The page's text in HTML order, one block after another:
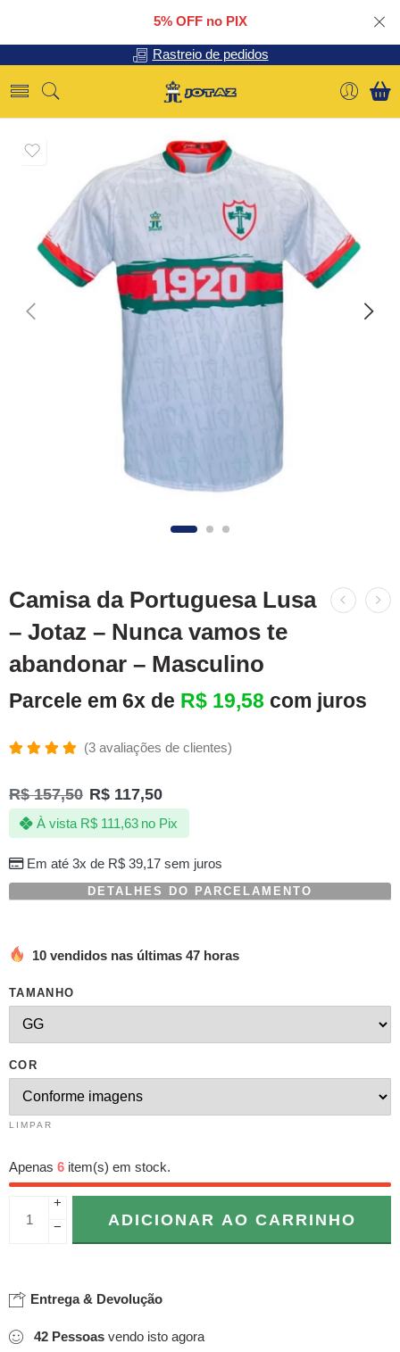
5% OFF no PIX
Rastreio de pedidos
Camisa da Portuguesa Lusa
– Jotaz – Nunca vamos te
abandonar – Masculino
Parcele em 6x de R$ 19,58 com juros
5.00de 5,
com
baseado
em
de
clientes
(3avaliações de clientes)
R$157,50 R$ 117,50
Em até 3x de R$39,17sem juros
À vista R$111,63 no Pix
DETALHES DO PARCELAMENTO
10 vendidos nas últimas 47 horas
TAMANHO
COR
LIMPAR
Apenas 6 item(s) em stock.
+
−
ADICIONAR AO CARRINHO
Entrega & Devolução
42 Pessoas vendo isto agora